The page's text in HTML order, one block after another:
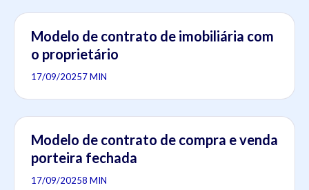
Modelo de contrato de imobiliária com
o proprietário
17/09/20257 MIN
Modelo de contrato de compra e venda
porteira fechada
17/09/20258 MIN